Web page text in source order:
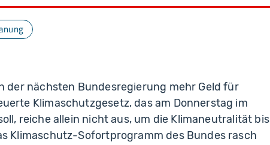
der nächsten Bundesregierung mehr Geld für
Klimaschutzgesetz, das am Donnerstag im
reiche allein nicht aus, um die Klimaneutralität bis
Klimaschutz-Sofortprogramm des Bundes rasch